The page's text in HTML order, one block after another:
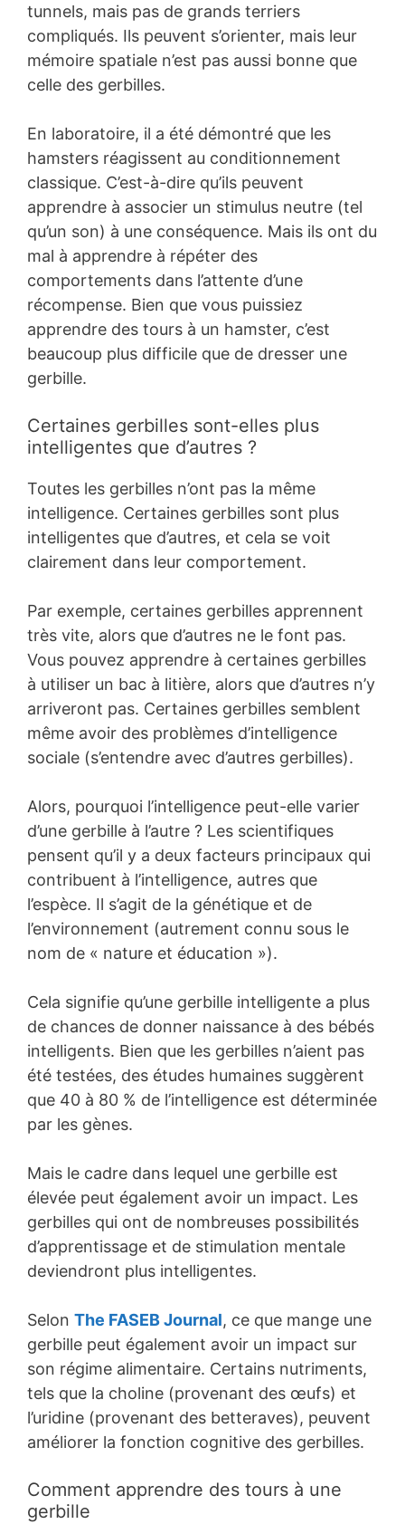
tunnels, mais pas de grands terriers
compliqués. Ils peuvent s’orienter, mais leur
mémoire spatiale n’est pas aussi bonne que
celle des gerbilles.
En laboratoire, il a été démontré que les
hamsters réagissent au conditionnement
classique. C’est-à-dire qu’ils peuvent
apprendre à associer un stimulus neutre (tel
qu’un son) à une conséquence. Mais ils ont du
mal à apprendre à répéter des
comportements dans l’attente d’une
récompense. Bien que vous puissiez
apprendre des tours à un hamster, c’est
beaucoup plus difficile que de dresser une
gerbille.
Certaines gerbilles sont-elles plus
intelligentes que d’autres ?
Toutes les gerbilles n’ont pas la même
intelligence. Certaines gerbilles sont plus
intelligentes que d’autres, et cela se voit
clairement dans leur comportement.
Par exemple, certaines gerbilles apprennent
très vite, alors que d’autres ne le font pas.
Vous pouvez apprendre à certaines gerbilles
à utiliser un bac à litière, alors que d’autres n’y
arriveront pas. Certaines gerbilles semblent
même avoir des problèmes d’intelligence
sociale (s’entendre avec d’autres gerbilles).
Alors, pourquoi l’intelligence peut-elle varier
d’une gerbille à l’autre ? Les scientifiques
pensent qu’il y a deux facteurs principaux qui
contribuent à l’intelligence, autres que
l’espèce. Il s’agit de la génétique et de
l’environnement (autrement connu sous le
nom de « nature et éducation »).
Cela signifie qu’une gerbille intelligente a plus
de chances de donner naissance à des bébés
intelligents. Bien que les gerbilles n’aient pas
été testées, des études humaines suggèrent
que 40 à 80 % de l’intelligence est déterminée
par les gènes.
Mais le cadre dans lequel une gerbille est
élevée peut également avoir un impact. Les
gerbilles qui ont de nombreuses possibilités
d’apprentissage et de stimulation mentale
deviendront plus intelligentes.
Selon The FASEB Journal, ce que mange une
gerbille peut également avoir un impact sur
son régime alimentaire. Certains nutriments,
tels que la choline (provenant des œufs) et
l’uridine (provenant des betteraves), peuvent
améliorer la fonction cognitive des gerbilles.
Comment apprendre des tours à une
gerbille